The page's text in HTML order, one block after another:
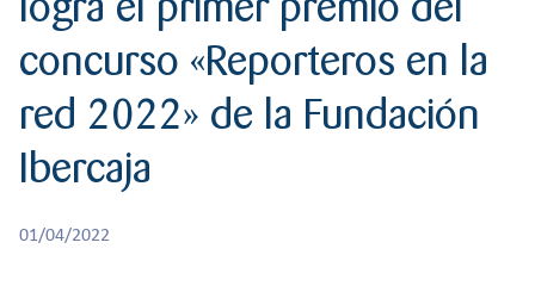
Orientación familiar
RESPONSABILIDAD
BACHILLERATO
concurso «Reporteros en la
red 2022» de la Fundación
Ibercaja
01/04/2022